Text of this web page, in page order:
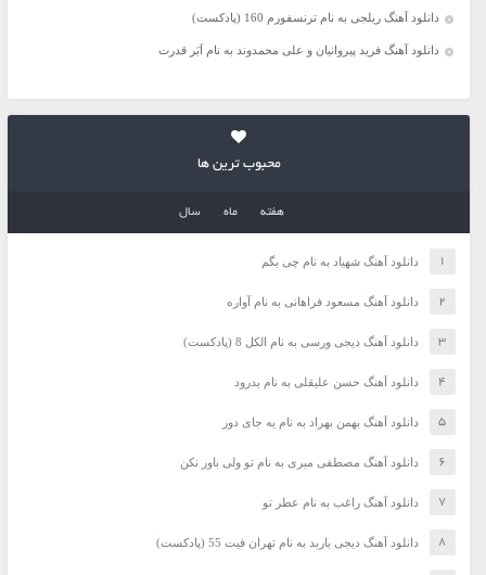
دانلود آهنگ ریلجی به نام ترنسفورم 160 (پادکست)
دانلود آهنگ فرید پیروانیان و علی محمدوند به نام اَبَر قدرت
محبوب ترین ها
هفته ماه سال
دانلود آهنگ شهیاد به نام چی بگم
دانلود آهنگ مسعود فراهانی به نام آواره
دانلود آهنگ دیجی ورسی به نام الکل 8 (پادکست)
دانلود آهنگ حسن علیقلی به نام بدرود
دانلود آهنگ بهمن بهراد به نام یه جای دور
دانلود آهنگ مصطفی میری به نام تو ولی باور نکن
دانلود آهنگ راغب به نام عطر تو
دانلود آهنگ دیجی باربد به نام تهران فیت 55 (پادکست)